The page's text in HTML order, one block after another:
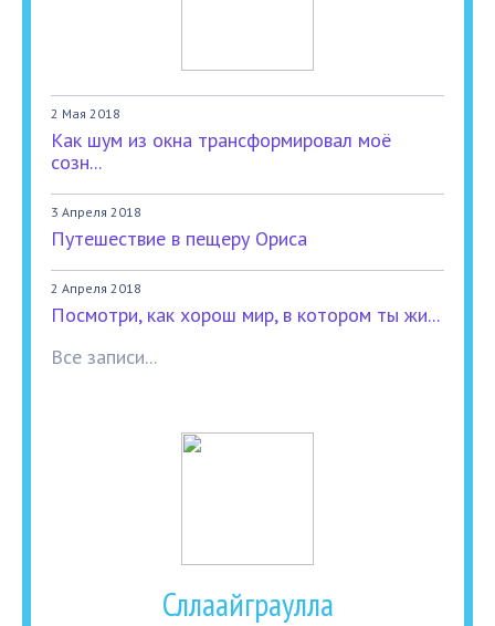
2 Мая 2018
Как шум из окна трансформировал моё
созн...
3 Апреля 2018
Путешествие в пещеру Ориса
2 Апреля 2018
Посмотри, как хорош мир, в котором ты жи...
Все записи...
Сллаайграулла